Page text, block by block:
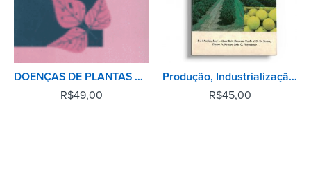
DOENÇAS DE PLANTAS TROPICAIS: EPIDEMIOLOGIA E CONTROLE ECONÔMICO
R$49,00
Produção, Industrialização e Comércio Mundial de Citros
R$45,00